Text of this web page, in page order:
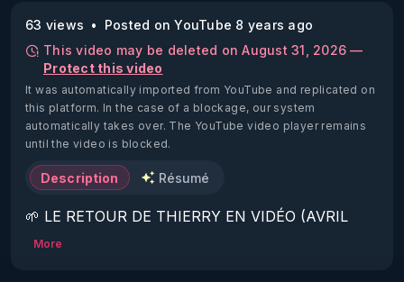
63 views
Posted on YouTube 8 years ago
This video may be deleted on August 31, 2026 —
Protect this video
It was automatically imported from YouTube and replicated on
this platform. In the case of a blockage, our system
automatically takes over. The YouTube video player remains
until the video is blocked.
Description Résumé
🌱 LE RETOUR DE THIERRY EN VIDÉO (AVRIL
2022)!
More